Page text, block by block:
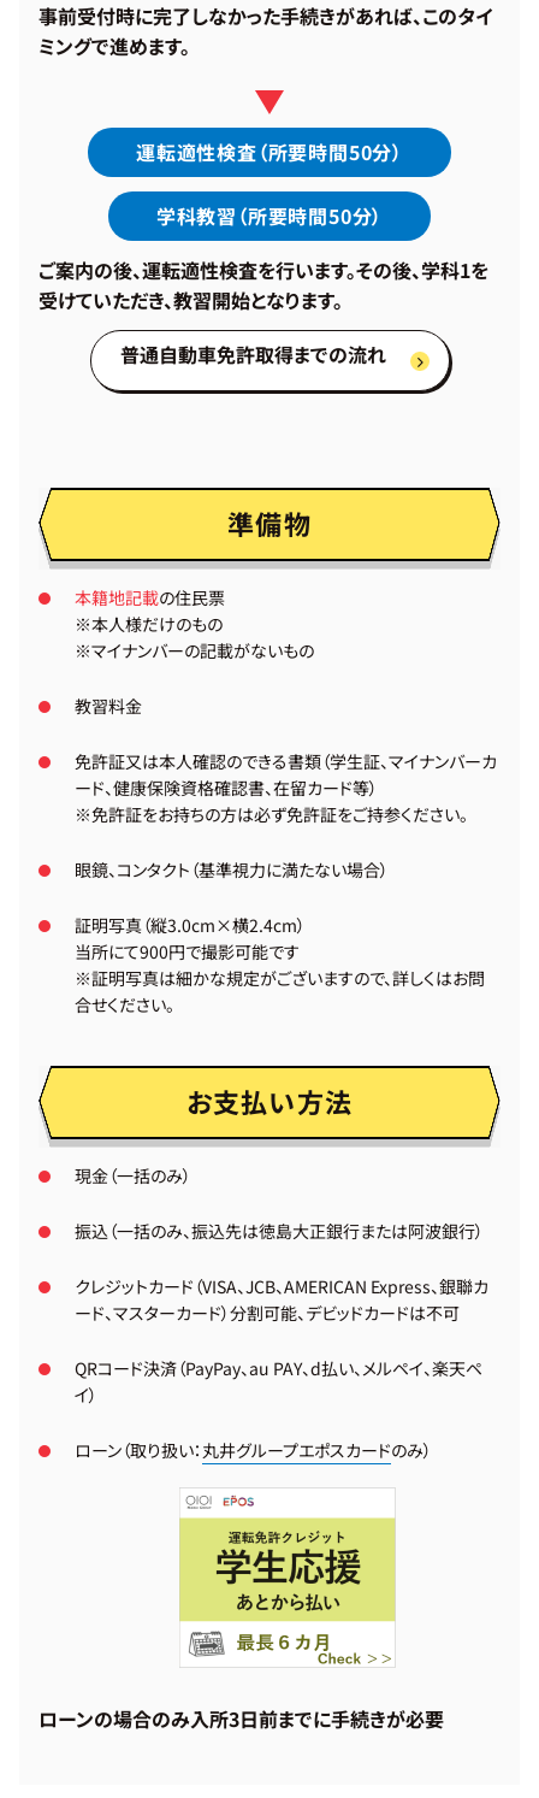
事前受付時に完了しなかった手続きがあれば、このタイ
ミングで進めます。
運転適性検査（所要時間50分）
学科教習（所要時間50分）
ご案内の後、運転適性検査を行います。その後、学科1を
受けていただき、教習開始となります。
普通自動車免許取得までの流れ
準備物
本籍地記載の住民票
※本人様だけのもの
※マイナンバーの記載がないもの
教習料金
免許証又は本人確認のできる書類（学生証、マイナンバーカ
ード、健康保険資格確認書、在留カード等）
※免許証をお持ちの方は必ず免許証をご持参ください。
眼鏡、コンタクト（基準視力に満たない場合）
証明写真（縦3.0cm×横2.4cm）
当所にて900円で撮影可能です
※証明写真は細かな規定がございますので、詳しくはお問
合せください。
お支払い方法
現金（一括のみ）
振込（一括のみ、振込先は徳島大正銀行または阿波銀行）
クレジットカード（VISA、JCB、AMERICAN Express、銀聯カ
ード、マスターカード）分割可能、デビッドカードは不可
QRコード決済（PayPay、au PAY、d払い、メルペイ、楽天ペ
イ）
ローン（取り扱い： 丸井グループエポスカードのみ）
ローンの場合のみ入所3日前までに手続きが必要